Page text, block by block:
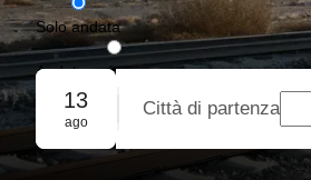
Solo andata
Andata e ritorno
Prenotazione di gruppo
13
ago
Città di partenza